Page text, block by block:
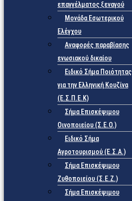
επαγγέλματος ξεναγού
Μονάδα Εσωτερικού
Ελέγχου
Αναφορές παραβίασης
ενωσιακού δικαίου
Ειδικό Σήμα Ποιότητας
για την Ελληνική Κουζίνα
(Ε.Σ.Π.Ε.Κ)
Σήμα Επισκέψιμου
Οινοποιείου (Σ.Ε.Ο.)
Ειδικό Σήμα
Αγροτουρισμού (Ε.Σ.Α.)
Σήμα Επισκέψιμου
Ζυθοποιείου (Σ.Ε.Ζ.)
Σήμα Επισκέψιμου